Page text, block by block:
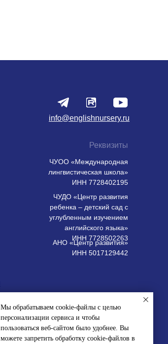
ЧУДО «Центр развития
ребенка – детский сад с
углубленным изучением
английского языка»
ИНН 7728502263
АНО «Центр развития»
ИНН 5017129442
ЧУОО «Международная
лингвистическая школа»
ИНН 7728402195
Реквизиты
info@englishnursery.ru
Мы обрабатываем cookie-файлы с целью
персонализации сервиса и чтобы
пользоваться веб-сайтом было удобнее. Вы
можете запретить обработку cookie-файлов в